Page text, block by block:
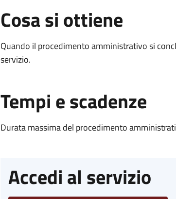
Cosa si ottiene
Quando il procedimento amministrativo si
servizio.
Tempi e scadenze
Durata massima del procedimento
Accedi al servizio